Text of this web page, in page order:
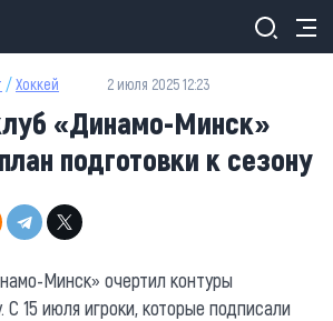
/Хоккей 2 июля 2025 12:23
«Динамо-Минск»
подготовки к сезону
Минск» очертил контуры
С 15 июля игроки, которые подписали